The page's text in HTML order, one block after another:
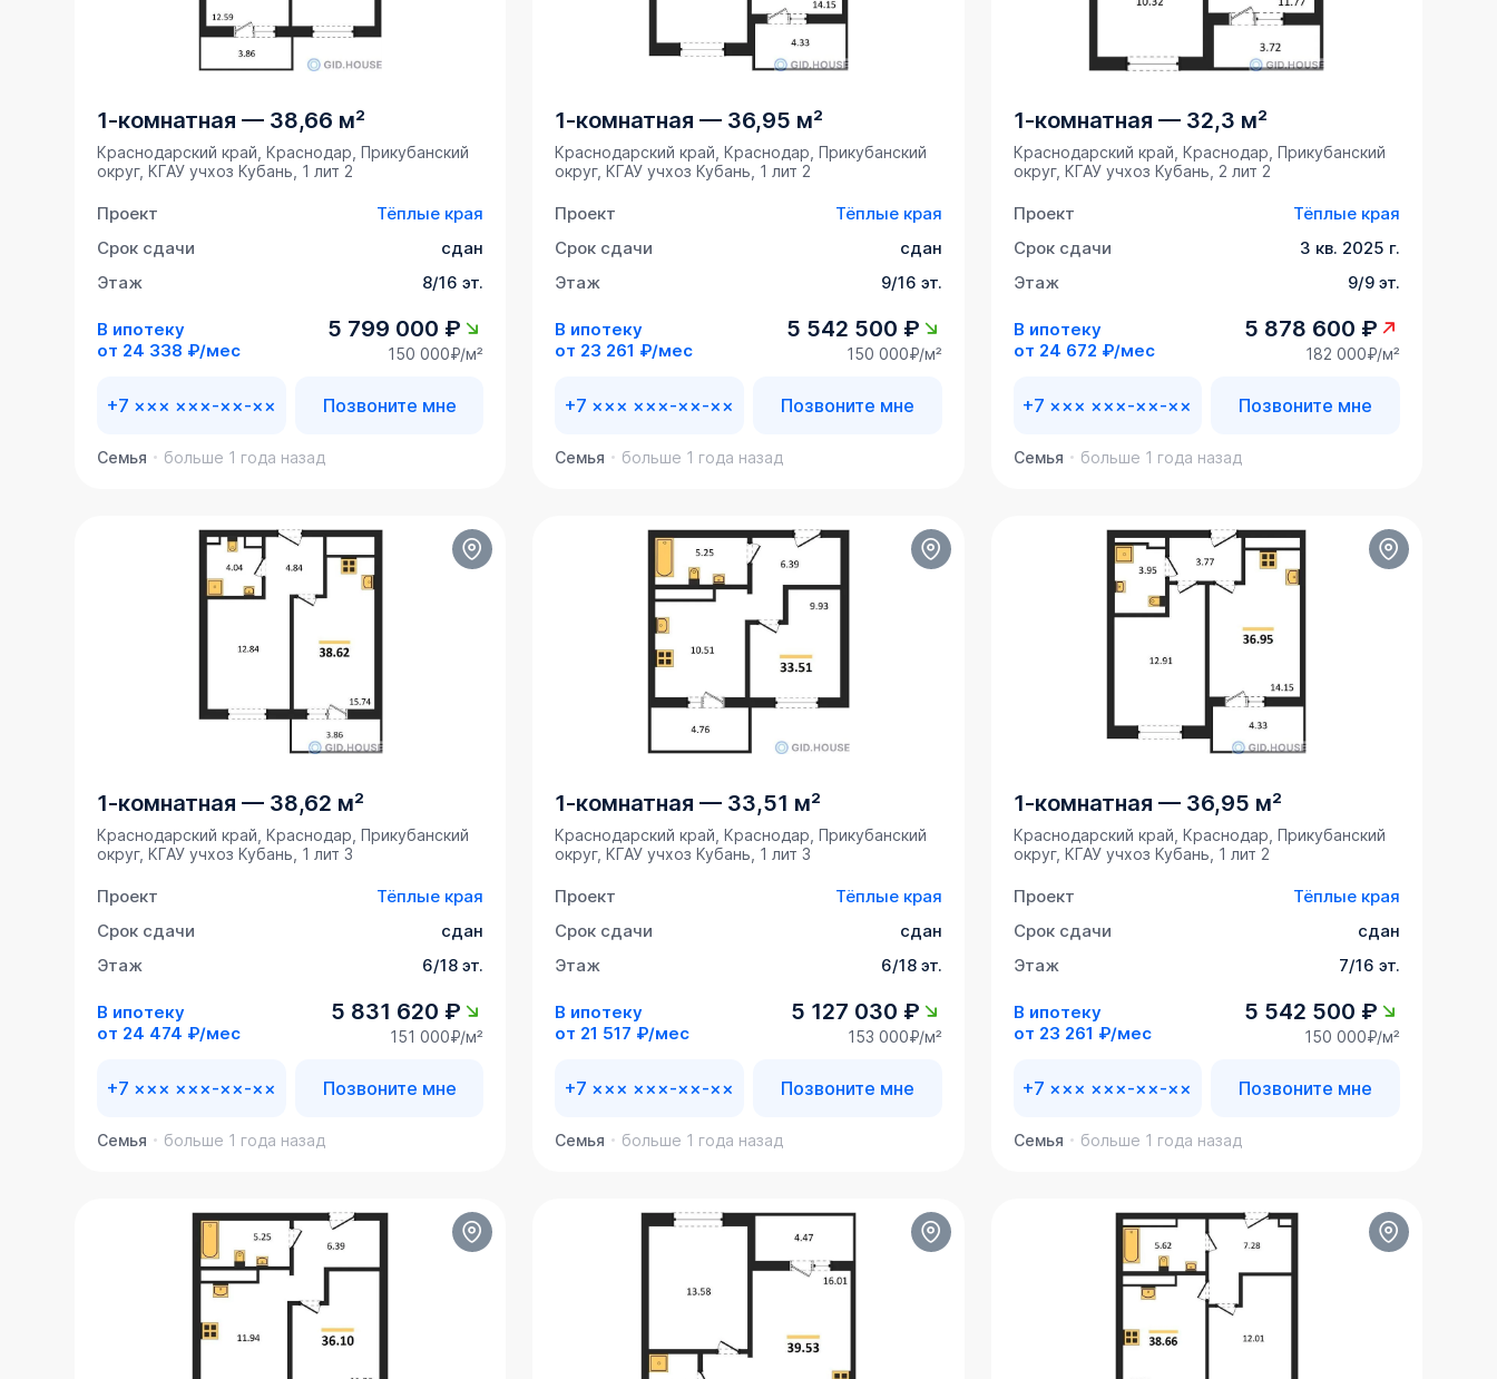
1-комнатная — 38,66 м²
Краснодарский край, Краснодар, Прикубанский
округ, ​КГАУ учхоз Кубань, 1 лит 2
Проект
Тёплые края
Срок сдачи
сдан
Этаж
8/16 эт.
В ипотеку
от 24 338 ₽/мес
5 799 000 ₽
150 000₽/м²
+7 ××× ×××-××-×× Позвоните мне
Семья больше 1 года назад
1-комнатная — 36,95 м²
Краснодарский край, Краснодар, Прикубанский
округ, ​КГАУ учхоз Кубань, 1 лит 2
Проект
Тёплые края
Срок сдачи
сдан
Этаж
9/16 эт.
В ипотеку
от 23 261 ₽/мес
5 542 500 ₽
150 000₽/м²
+7 ××× ×××-××-×× Позвоните мне
Семья больше 1 года назад
1-комнатная — 32,3 м²
Краснодарский край, Краснодар, Прикубанский
округ, ​КГАУ учхоз Кубань, 2 лит 2
Проект
Тёплые края
Срок сдачи
3 кв. 2025 г.
Этаж
9/9 эт.
В ипотеку
от 24 672 ₽/мес
5 878 600 ₽
182 000₽/м²
+7 ××× ×××-××-×× Позвоните мне
Семья больше 1 года назад
1-комнатная — 38,62 м²
Краснодарский край, Краснодар, Прикубанский
округ, ​КГАУ учхоз Кубань, 1 лит 3
Проект
Тёплые края
Срок сдачи
сдан
Этаж
6/18 эт.
В ипотеку
от 24 474 ₽/мес
5 831 620 ₽
151 000₽/м²
+7 ××× ×××-××-×× Позвоните мне
Семья больше 1 года назад
1-комнатная — 33,51 м²
Краснодарский край, Краснодар, Прикубанский
округ, ​КГАУ учхоз Кубань, 1 лит 3
Проект
Тёплые края
Срок сдачи
сдан
Этаж
6/18 эт.
В ипотеку
от 21 517 ₽/мес
5 127 030 ₽
153 000₽/м²
+7 ××× ×××-××-×× Позвоните мне
Семья больше 1 года назад
1-комнатная — 36,95 м²
Краснодарский край, Краснодар, Прикубанский
округ, ​КГАУ учхоз Кубань, 1 лит 2
Проект
Тёплые края
Срок сдачи
сдан
Этаж
7/16 эт.
В ипотеку
от 23 261 ₽/мес
5 542 500 ₽
150 000₽/м²
+7 ××× ×××-××-×× Позвоните мне
Семья больше 1 года назад